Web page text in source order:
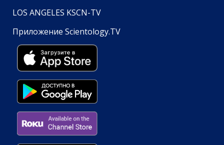
LOS ANGELES KSCN-TV
Приложение Scientology.TV